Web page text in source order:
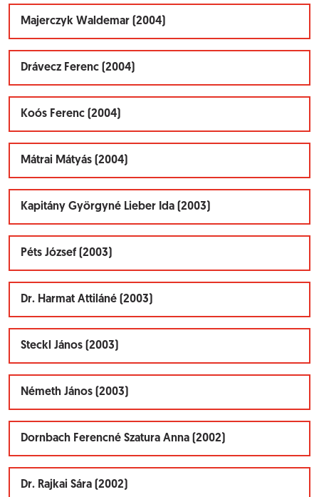
Majerczyk Waldemar (2004)
Drávecz Ferenc (2004)
Koós Ferenc (2004)
Mátrai Mátyás (2004)
Kapitány Györgyné Lieber Ida (2003)
Péts József (2003)
Dr. Harmat Attiláné (2003)
Steckl János (2003)
Németh János (2003)
Dornbach Ferencné Szatura Anna (2002)
Dr. Rajkai Sára (2002)